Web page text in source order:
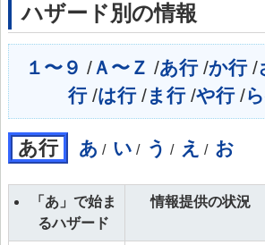
> かび毒・自然毒等専門調査会
> 遺伝子組換え食品等専門調査会
> 新開発食品専門調査会
> 肥料・飼料等専門調査会
> ワーキンググループ
> 以前設置していた主なワーキンググ
委託研究・調査事業
ハザード別の情報
１〜９ / Ａ〜Ｚ /あ行/か行/
行/は行/ま行/や行/
あ行 あ / い / う / え / お
「あ」で始ま
るハザード
情報提供の状況